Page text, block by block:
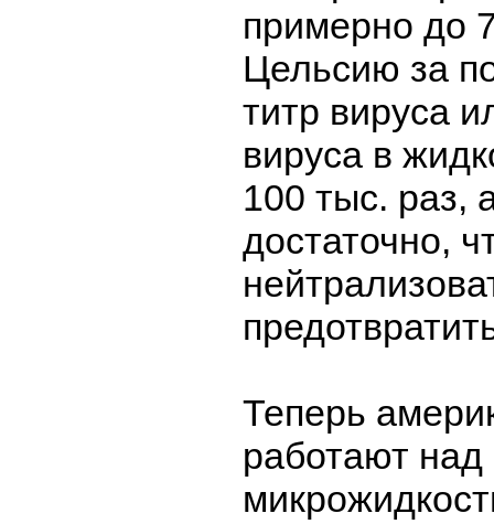
примерно до
Цельсию за
титр вируса
вируса в
100 тыс. раз,
достаточно,
Теперь
работают